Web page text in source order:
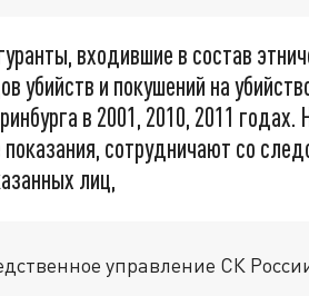
входившие в состав
убийств и покушений на
в 2001, 2010, 2011
сотрудничают со
лиц,
управление СК